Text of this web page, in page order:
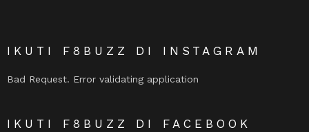
IKUTI F8BUZZ DI INSTAGRAM
Bad Request. Error validating application
IKUTI F8BUZZ DI FACEBOOK